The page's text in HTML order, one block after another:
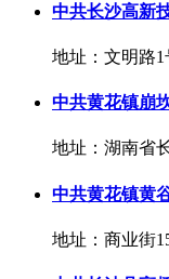
中共长沙高新
地址：文明路1
中共黄花镇崩
地址：湖南省
中共黄花镇黄
地址：商业街